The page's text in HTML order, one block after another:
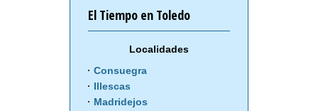
El Tiempo en Toledo
Localidades
Consuegra
Illescas
Madridejos